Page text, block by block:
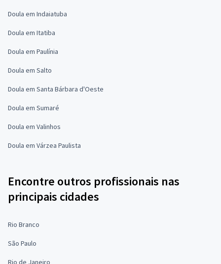
Doula em Indaiatuba
Doula em Itatiba
Doula em Paulínia
Doula em Salto
Doula em Santa Bárbara d'Oeste
Doula em Sumaré
Doula em Valinhos
Doula em Várzea Paulista
Encontre outros profissionais nas
principais cidades
Rio Branco
São Paulo
Rio de Janeiro